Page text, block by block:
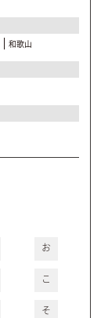
和歌山
お
こ
そ